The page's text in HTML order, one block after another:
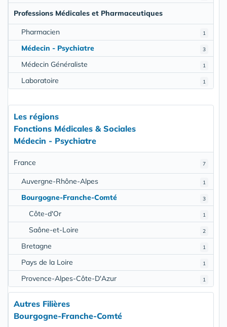
Professions Médicales et Pharmaceutiques
1
Pharmacien
3
Médecin - Psychiatre
1
Médecin Généraliste
1
Laboratoire
Les régions
Fonctions Médicales & Sociales
Médecin - Psychiatre
7
France
1
Auvergne-Rhône-Alpes
3
Bourgogne-Franche-Comté
1
Côte-d'Or
2
Saône-et-Loire
1
Bretagne
1
Pays de la Loire
1
Provence-Alpes-Côte-D'Azur
Autres Filières
Bourgogne-Franche-Comté